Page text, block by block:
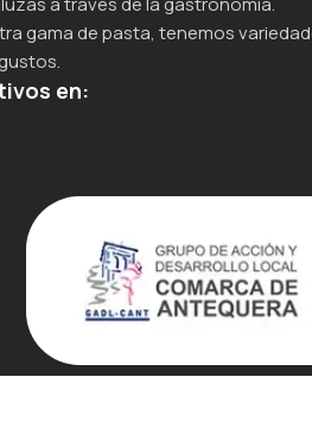
gama de pasta, tenemos
en: